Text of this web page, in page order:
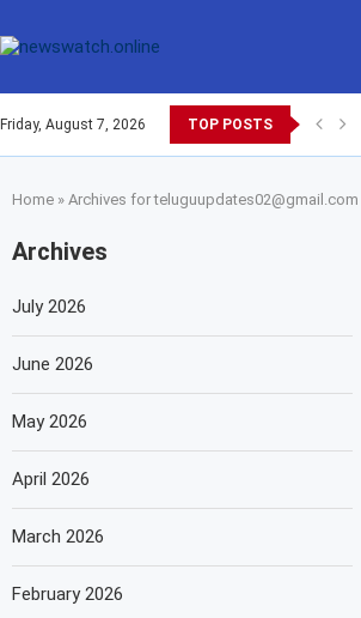
Friday, August 7, 2026 TOP POSTS
Home » Archives for teluguupdates02@gmail.com
Archives
July 2026
June 2026
May 2026
April 2026
March 2026
February 2026